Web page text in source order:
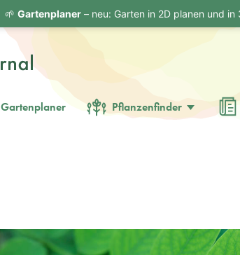
Gartenplaner Pflanzenfinder
🌱 Gartenplaner– neu: Garten in 2D planen und in